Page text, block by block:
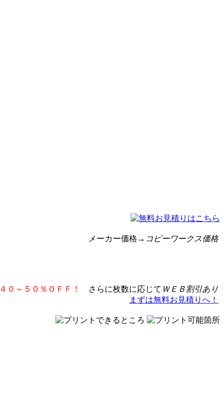
メーカー価格 →コピーワークス価格
０～５０％ＯＦＦ！
さらに枚数に応じて ＷＥＢ割引あり
まずは無料お見積りへ！